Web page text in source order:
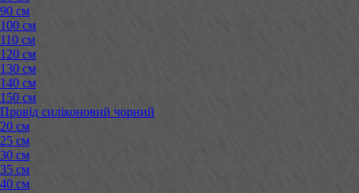
90 см
100 см
110 см
120 см
130 см
140 см
150 см
Провід силіконовий чорний
20 см
25 см
30 см
35 см
40 см